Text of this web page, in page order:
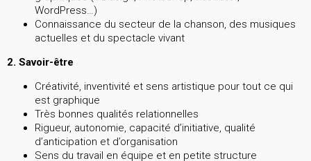
WordPress…)
Connaissance du secteur de la chanson, des musiques
actuelles et du spectacle vivant
2. Savoir-être
Créativité, inventivité et sens artistique pour tout ce qui
est graphique
Très bonnes qualités relationnelles
Rigueur, autonomie, capacité d’initiative, qualité
d’anticipation et d’organisation
Sens du travail en équipe et en petite structure